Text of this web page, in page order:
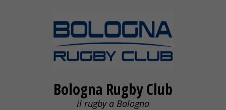
Bologna Rugby Club
il rugby a Bologna